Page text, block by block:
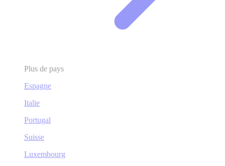
Plus de pays
Espagne
Italie
Portugal
Suisse
Luxembourg